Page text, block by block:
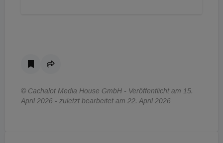
© Cachalot Media House GmbH - Veröffentlicht am 15.
April 2026 - zuletzt bearbeitet am 22. April 2026